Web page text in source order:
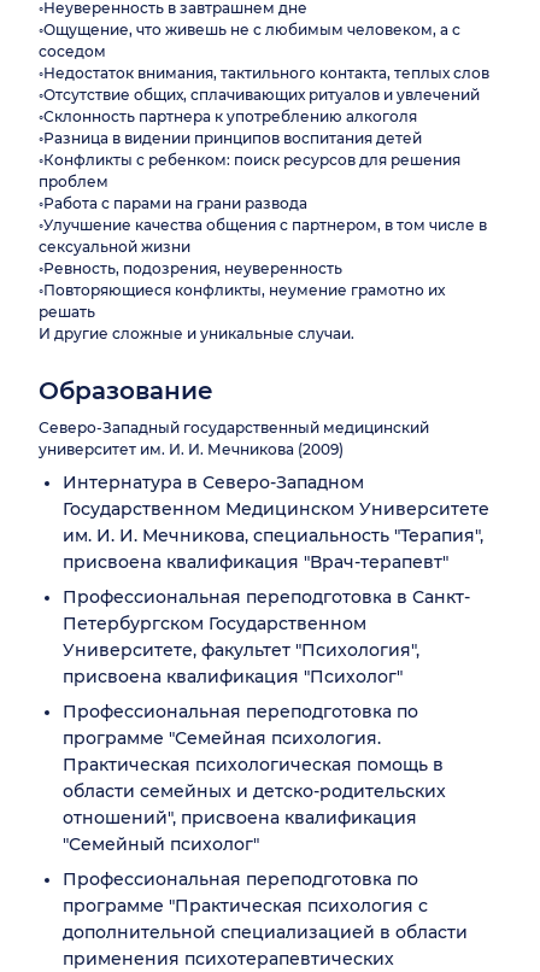
◦Неуверенность в завтрашнем дне
◦Ощущение, что живешь не с любимым человеком, а с
соседом
◦Недостаток внимания, тактильного контакта, теплых слов
◦Отсутствие общих, сплачивающих ритуалов и увлечений
◦Склонность партнера к употреблению алкоголя
◦Разница в видении принципов воспитания детей
◦Конфликты с ребенком: поиск ресурсов для решения
проблем
◦Работа с парами на грани развода
◦Улучшение качества общения с партнером, в том числе в
сексуальной жизни
◦Ревность, подозрения, неуверенность
◦Повторяющиеся конфликты, неумение грамотно их
решать
И другие сложные и уникальные случаи.
Образование
Северо-Западный государственный медицинский
университет им. И. И. Мечникова (2009)
Интернатура в Северо-Западном
Государственном Медицинском Университете
им. И. И. Мечникова, специальность "Терапия",
присвоена квалификация "Врач-терапевт"
Профессиональная переподготовка в Санкт-
Петербургском Государственном
Университете, факультет "Психология",
присвоена квалификация "Психолог"
Профессиональная переподготовка по
программе "Семейная психология.
Практическая психологическая помощь в
области семейных и детско-родительских
отношений", присвоена квалификация
"Семейный психолог"
Профессиональная переподготовка по
программе "Практическая психология с
дополнительной специализацией в области
применения психотерапевтических